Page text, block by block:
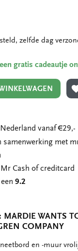
zelfde dag
gratis cadeautje
vanaf €29,-
met
Cash of creditcard
een9.2
MARDIE WANTS
COMPANY
en -muur